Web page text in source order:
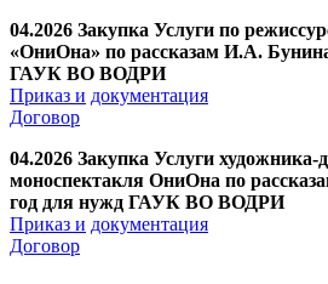
04.2026 Закупка Услуги по
«ОниОна» по рассказам И.А.
ГАУК ВО ВОДРИ
Приказ и документация
Договор
04.2026 Закупка Услуги художника-
моноспектакля ОниОна по
год для нужд ГАУК ВО ВОДРИ
Приказ и документация
Договор